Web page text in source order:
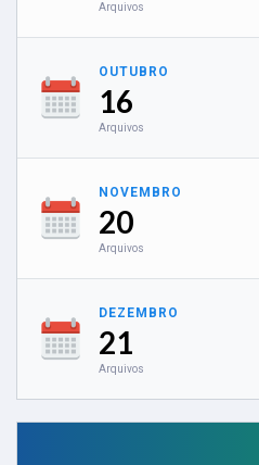
Arquivos
OUTUBRO
16
Arquivos
NOVEMBRO
20
Arquivos
DEZEMBRO
21
Arquivos